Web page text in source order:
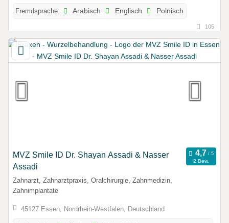
Fremdsprache: Arabisch Englisch Polnisch
105
MVZ Smile ID Dr. Shayan Assadi & Nasser
Assadi
2 Bew.
Zahnarzt, Zahnarztpraxis, Oralchirurgie, Zahnmedizin,
Zahnimplantate
45127 Essen, Nordrhein-Westfalen, Deutschland